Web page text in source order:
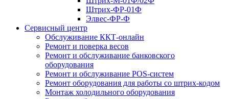
Штрих-ФР-01Ф
Элвес-ФР-Ф
Сервисный центр
Обслуживание ККТ-онлайн
Ремонт и поверка весов
Ремонт и обслуживание банковского
оборудования
Ремонт и обслуживание POS-систем
Ремонт оборудования для работы со штрих-кодом
Монтаж холодильного оборудования